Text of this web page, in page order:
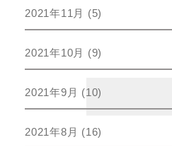
2021年11月 (5)
2021年10月 (9)
2021年9月 (10)
2021年8月 (16)